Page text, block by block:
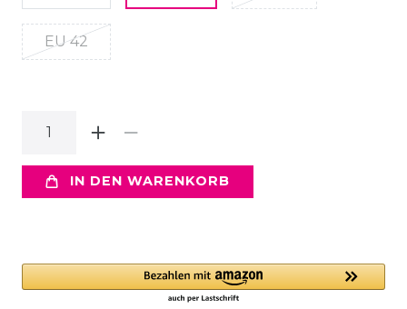
EU 42
IN DEN WARENKORB